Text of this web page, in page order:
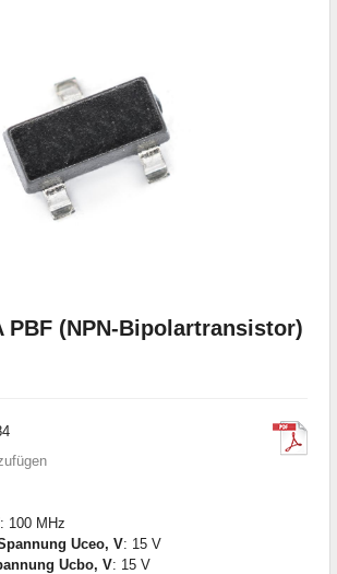
PBF (NPN-Bipolartransistor)
: 100 MHz
Uceo, V: 15 V
Ucbo, V: 15 V